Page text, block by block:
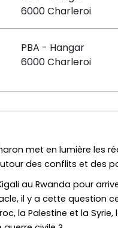
6000 Charleroi
PBA - Hangar
6000 Charleroi
met en lumière les
des conflits et des
au Rwanda pour
il y a cette question
la Palestine et la